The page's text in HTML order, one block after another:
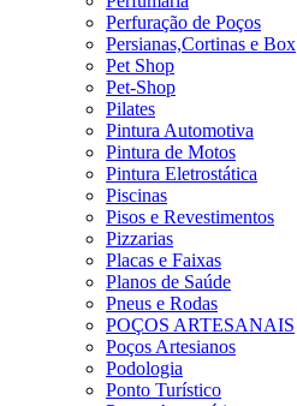
Perfuração de Poços
Persianas,Cortinas e Box
Pet Shop
Pet-Shop
Pilates
Pintura Automotiva
Pintura de Motos
Pintura Eletrostática
Piscinas
Pisos e Revestimentos
Pizzarias
Placas e Faixas
Planos de Saúde
Pneus e Rodas
POÇOS ARTESANAIS
Poços Artesianos
Podologia
Ponto Turístico